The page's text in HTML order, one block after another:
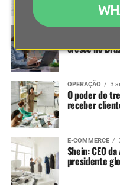
E-COMMERCE
cresce no
OPERAÇÃO 3
O poder do
receber
E-COMMERCE
Shein: CEO
presidente